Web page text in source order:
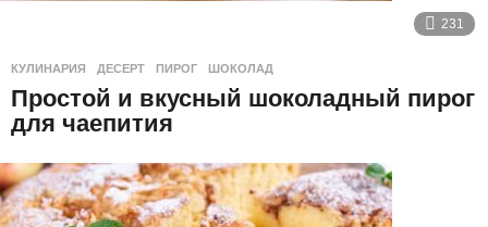
231
КУЛИНАРИЯ ДЕСЕРТ ,ПИРОГ ШОКОЛАД
Простой и вкусный шоколадный пирог
для чаепития